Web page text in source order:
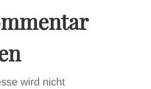
wird nicht